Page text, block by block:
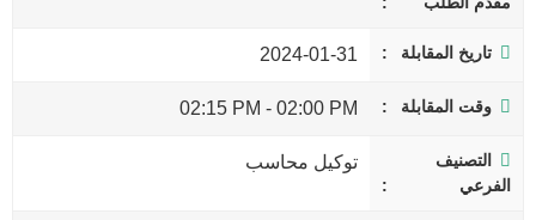
تاريخ المقابلة 2024-01-31
وقت المقابلة 02:00 PM
-
02:15 PM
التصنيف
الفرعي
توكيل محاسب